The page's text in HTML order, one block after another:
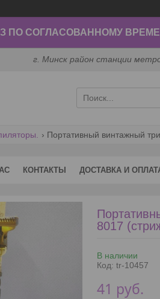
СОГЛАСОВАННОМУ
г. Минск район станции
КОНТАКТЫ ДОСТАВКА И
8017
В наличии
Код: tr-10457
41 руб.